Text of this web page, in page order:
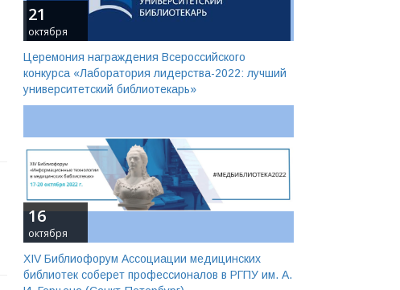
21
октября
Церемония награждения Всероссийского
конкурса «Лаборатория лидерства-2022: лучший
университетский библиотекарь»
16
октября
XIV Библиофорум Ассоциации медицинских
библиотек соберет профессионалов в РГПУ им. А.